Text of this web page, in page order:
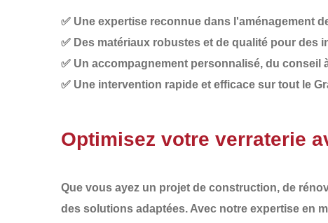
✅ Une expertise reconnue dans l'aménagement
✅ Des matériaux robustes et de qualité pour des
✅ Un accompagnement personnalisé, du conseil
✅ Une intervention rapide et efficace sur tout le
Optimisez votre verraterie
Que vous ayez un projet de construction, de
des solutions adaptées. Avec notre expertise en